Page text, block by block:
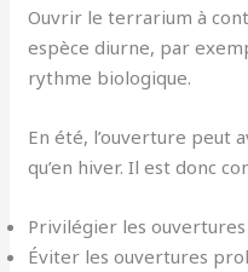
Ouvrir le terrarium à
espèce diurne, par
rythme biologique.
En été, l’ouverture peut
qu’en hiver. Il est donc
Privilégier les ouvertures
Éviter les ouvertures